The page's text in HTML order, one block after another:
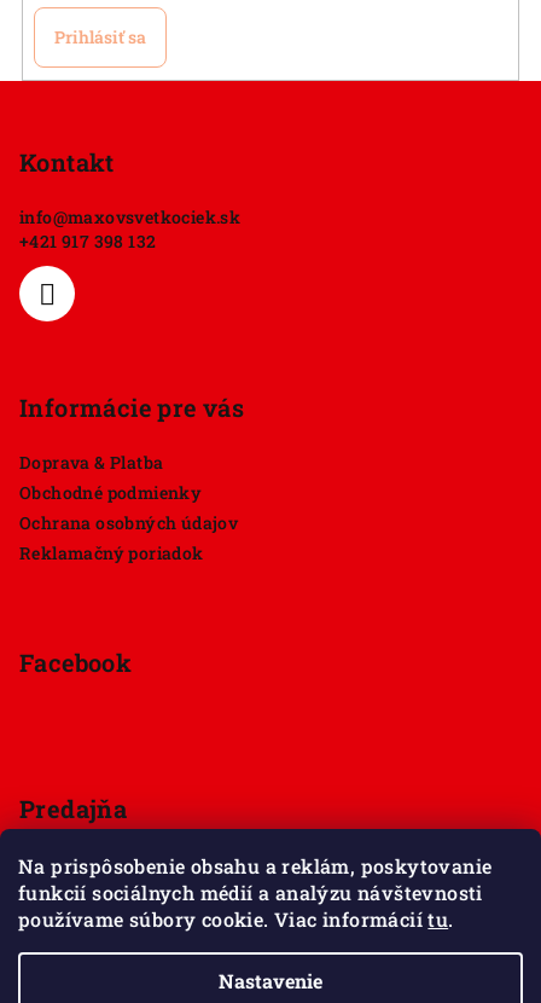
Na prispôsobenie obsahu a reklám, poskytovanie
funkcií sociálnych médií a analýzu návštevnosti
používame súbory cookie. Viac informáciítu.
Nastavenie
Prihlásiť sa
Kontakt
info@maxovsvetkociek.sk
+421 917 398 132
Informácie pre vás
Doprava & Platba
Obchodné podmienky
Ochrana osobných údajov
Reklamačný poriadok
Facebook
Predajňa
Štúrova 33, 949 01 Nitra
Pondelok - Sobota 9:00 - 18:00
Nedeľa - zatvorené
Zobraziť mapu